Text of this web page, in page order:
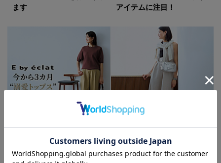
ます
アイテムに注目！
手に入れたいのは、季節を
つなぐリュクスな日常着
丸みのあるフォルムがかわ